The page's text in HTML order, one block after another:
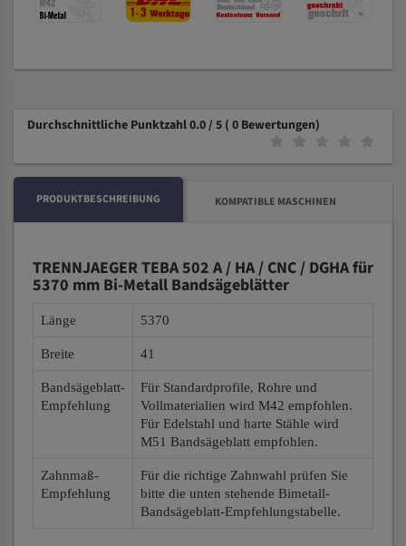
Durchschnittliche Punktzahl 0.0 / 5 ( 0 Bewertungen)
PRODUKTBESCHREIBUNG KOMPATIBLE MASCHINEN
TRENNJAEGER TEBA 502 A / HA / CNC / DGHA für
5370 mm Bi-Metall Bandsägeblätter
Länge 5370
Breite 41
Bandsägeblatt-
Empfehlung
Für Standardprofile, Rohre und
Vollmaterialien wird M42 empfohlen.
Für Edelstahl und harte Stähle wird
M51 Bandsägeblatt empfohlen.
Zahnmaß-
Empfehlung
Für die richtige Zahnwahl prüfen Sie
bitte die unten stehende Bimetall-
Bandsägeblatt-Empfehlungstabelle.